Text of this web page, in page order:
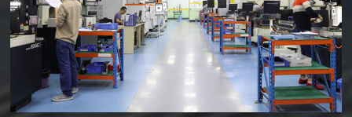
批量价格与选型？